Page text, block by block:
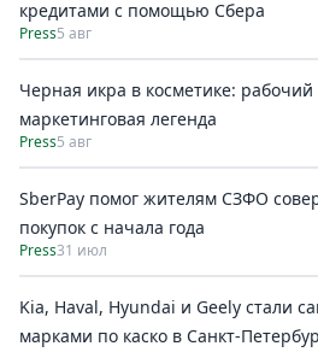
кредитами с помощью Сбера
Press5 авг
Черная икра в косметике:
маркетинговая легенда
Press5 авг
SberPay помог жителям СЗФО
покупок c начала года
Press31 июл
Kia, Haval, Hyundai и Geely стали
марками по каско в Санкт-